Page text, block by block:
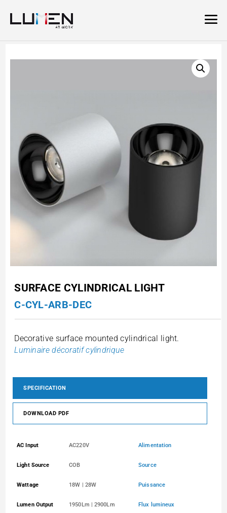
SURFACE CYLINDRICAL LIGHT
C-CYL-ARB-DEC
Decorative surface mounted cylindrical light.
Luminaire décoratif cylindrique
SPECIFICATION
DOWNLOAD PDF
AC Input AC220V Alimentation
Light Source COB Source
Wattage 18W | 28W Puissance
Lumen Output 1950Lm | 2900Lm Flux lumineux